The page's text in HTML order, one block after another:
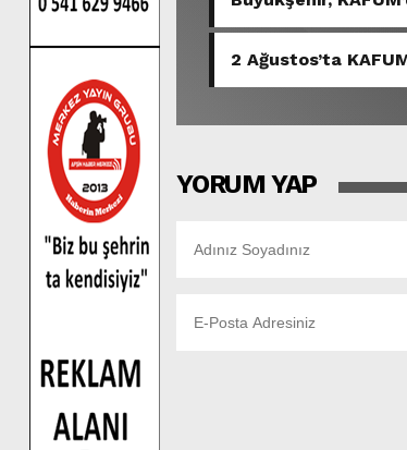
2 Ağustos’ta
YORUM YAP